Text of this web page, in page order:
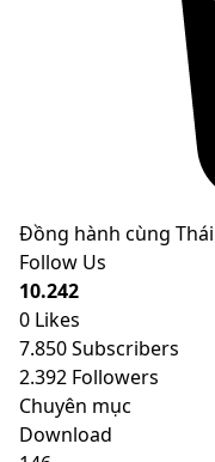
Đồng hành cùng
Follow Us
10.242
0 Likes
7.850Subscribers
2.392 Followers
Chuyên mục
Download